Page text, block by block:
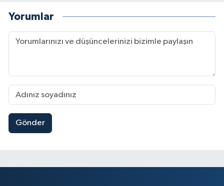
Yorumlar
Gönder